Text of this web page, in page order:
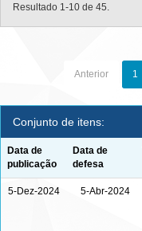
Resultado 1-10 de 45.
Anterior 1
Conjunto de itens:
Data de
publicação
Data de
defesa
5-Dez-2024 5-Abr-2024